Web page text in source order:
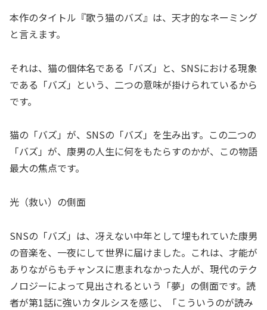
本作のタイトル『歌う猫のバズ』は、天才的なネーミング
と言えます。
それは、猫の個体名である「バズ」と、SNSにおける現象
である「バズ」という、二つの意味が掛けられているから
です。
猫の「バズ」が、SNSの「バズ」を生み出す。この二つの
「バズ」が、康男の人生に何をもたらすのかが、この物語
最大の焦点です。
光（救い）の側面
SNSの「バズ」は、冴えない中年として埋もれていた康男
の音楽を、一夜にして世界に届けました。これは、才能が
ありながらもチャンスに恵まれなかった人が、現代のテク
ノロジーによって見出されるという「夢」の側面です。読
者が第1話に強いカタルシスを感じ、「こういうのが読み